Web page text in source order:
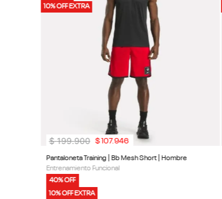
10% OFF EXTRA
Pantaloneta Training | Bb Mesh Short | Hombre
Entrenamiento Funcional
40% OFF
10% OFF EXTRA
$ 199.900 $107.946